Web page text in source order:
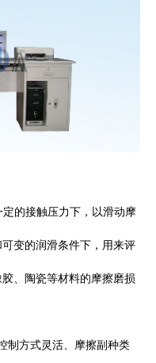
定的接触压力下，以滑动摩
变的润滑条件下，用来评
、陶瓷等材料的摩擦磨损
制方式灵活、摩擦副种类